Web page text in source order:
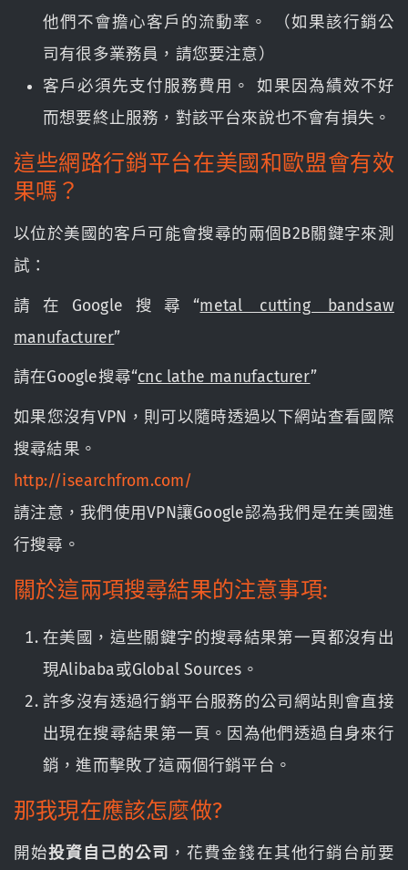
他們不會擔心客戶的流動率。 （如果該行銷公
司有很多業務員，請您要注意）
客戶必須先支付服務費用。 如果因為績效不好
而想要終止服務，對該平台來說也不會有損失。
這些網路行銷平台在美國和歐盟會有效
果嗎？
以位於美國的客戶可能會搜尋的兩個B2B關鍵字來測
試：
請在Google搜尋“metal cutting bandsaw
manufacturer”
請在Google搜尋“cnc lathe manufacturer”
如果您沒有VPN，則可以隨時透過以下網站查看國際
搜尋結果。
http://isearchfrom.com/
請注意，我們使用VPN讓Google認為我們是在美國進
行搜尋。
關於這兩項搜尋結果的注意事項:
在美國，這些關鍵字的搜尋結果第一頁都沒有出
現Alibaba或Global Sources。
許多沒有透過行銷平台服務的公司網站則會直接
出現在搜尋結果第一頁。因為他們透過自身來行
銷，進而擊敗了這兩個行銷平台。
那我現在應該怎麼做?
開始投資自己的公司 ，花費金錢在其他行銷台前要